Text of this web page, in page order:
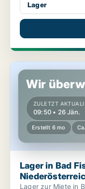
Lager
Lager in Bad Fischau-
Wir
ZULETZT
09:50 • 26 Jän.
Erstellt 6 mo
Lager in Bad
Lager zur Miete in